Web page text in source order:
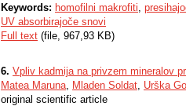
Keywords: homofilni makrofiti,
UV absorbirajoče snovi
Full text (file, 967,93 KB)
6. Vpliv kadmija na privzem mineralov
Matea Maruna, Mladen Soldat, Urška
original scientific article